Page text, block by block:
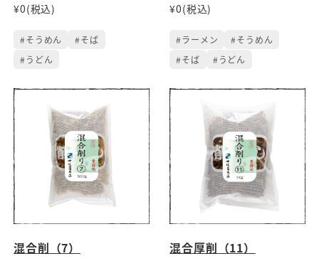
¥0(税込)
#そうめん
#そば
#うどん
¥0(税込)
#ラーメン
#そうめん
#そば
#うどん
混合削（7） 混合厚削（11）